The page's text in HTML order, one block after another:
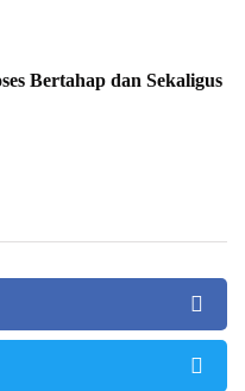
Bertahap dan Sekaligus